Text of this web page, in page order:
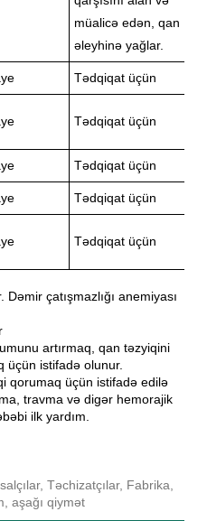
müalicə edən, qan
əleyhinə yağlar.
Tədqiqat üçün
Tədqiqat üçün
Tədqiqat üçün
Tədqiqat üçün
Tədqiqat üçün
çatışmazlığı anemiyası
artırmaq, qan təzyiqini
üçün istifadə olunur.
qorumaq üçün istifadə edilə
travma və digər hemorajik
ilk yardım.
Təchizatçılar, Fabrika,
aşağı qiymət